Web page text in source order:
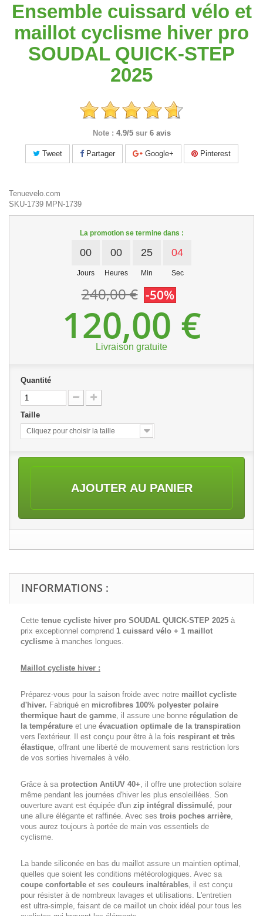
Ensemble cuissard vélo et
maillot cyclisme hiver pro
SOUDAL QUICK-STEP
2025
Note : 4.9/5 sur 6 avis
Tweet Partager Google+ Pinterest
Tenuevelo.com
SKU-1739 MPN-1739
La promotion se termine dans :
00
Jours
00
Heures
25
Min
03
Sec
240,00 € -50%
120,00 €
Livraison gratuite
Quantité
Taille
Cliquez pour choisir la taille
AJOUTER AU PANIER
INFORMATIONS :
Cette tenue cycliste hiver pro SOUDAL QUICK-STEP 2025 à
prix exceptionnel comprend 1 cuissard vélo + 1 maillot
cyclisme à manches longues.
Maillot cycliste hiver :
Préparez-vous pour la saison froide avec notre maillot cycliste
d'hiver. Fabriqué en microfibres 100% polyester polaire
thermique haut de gamme, il assure une bonne régulation de
la température et une évacuation optimale de la transpiration
vers l'extérieur. Il est conçu pour être à la fois respirant et très
élastique, offrant une liberté de mouvement sans restriction lors
de vos sorties hivernales à vélo.
Grâce à sa protection AntiUV 40+, il offre une protection solaire
même pendant les journées d'hiver les plus ensoleillées. Son
ouverture avant est équipée d'un zip intégral dissimulé, pour
une allure élégante et raffinée. Avec ses trois poches arrière,
vous aurez toujours à portée de main vos essentiels de
cyclisme.
La bande siliconée en bas du maillot assure un maintien optimal,
quelles que soient les conditions météorologiques. Avec sa
coupe confortable et ses couleurs inaltérables, il est conçu
pour résister à de nombreux lavages et utilisations. L'entretien
est ultra-simple, faisant de ce maillot un choix idéal pour tous les